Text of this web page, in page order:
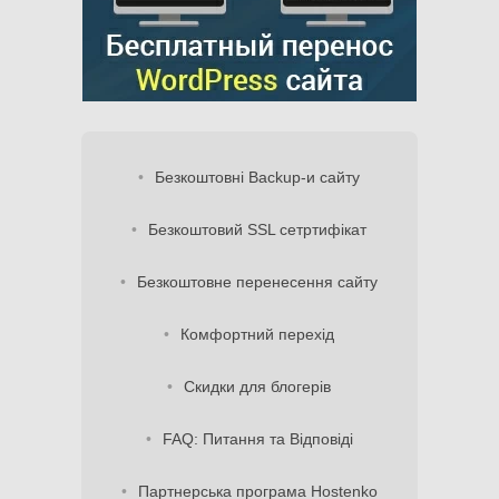
Безкоштовні Backup-и сайту
Безкоштовий SSL сетртифікат
Безкоштовне перенесення сайту
Комфортний перехід
Скидки для блогерів
FAQ: Питання та Відповіді
Партнерська програма Hostenko